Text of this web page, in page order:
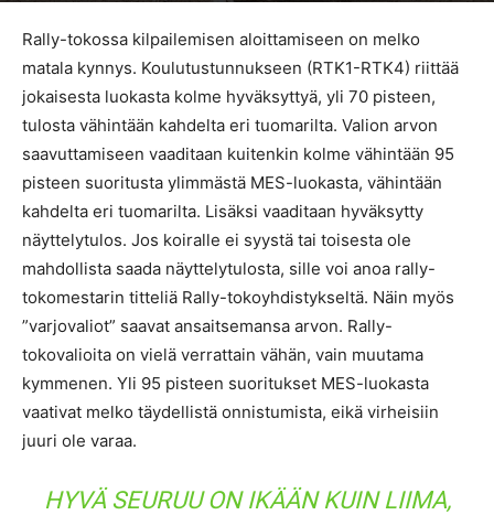
Rally-tokossa kilpailemisen aloittamiseen on melko
matala kynnys. Koulutustunnukseen (RTK1-RTK4) riittää
jokaisesta luokasta kolme hyväksyttyä, yli 70 pisteen,
tulosta vähintään kahdelta eri tuomarilta. Valion arvon
saavuttamiseen vaaditaan kuitenkin kolme vähintään 95
pisteen suoritusta ylimmästä MES-luokasta, vähintään
kahdelta eri tuomarilta. Lisäksi vaaditaan hyväksytty
näyttelytulos. Jos koiralle ei syystä tai toisesta ole
mahdollista saada näyttelytulosta, sille voi anoa rally-
tokomestarin titteliä Rally-tokoyhdistykseltä. Näin myös
”varjovaliot” saavat ansaitsemansa arvon. Rally-
tokovalioita on vielä verrattain vähän, vain muutama
kymmenen. Yli 95 pisteen suoritukset MES-luokasta
vaativat melko täydellistä onnistumista, eikä virheisiin
juuri ole varaa.
HYVÄ SEURUU ON IKÄÄN KUIN LIIMA,